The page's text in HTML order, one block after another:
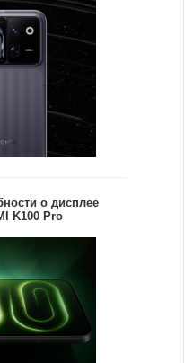
о дисплее
K100 Pro